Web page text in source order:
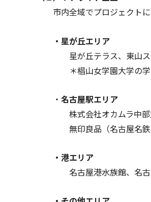
市内全域でプロジェクトに
・星が丘エリア
星が丘テラス、東山ス
＊椙山女学園大学の学生が
・ 名古屋駅エリア
株式会社オカムラ中部支社
無印良品（名古屋名鉄百
・港エリア
名古屋港水族館、名古屋港